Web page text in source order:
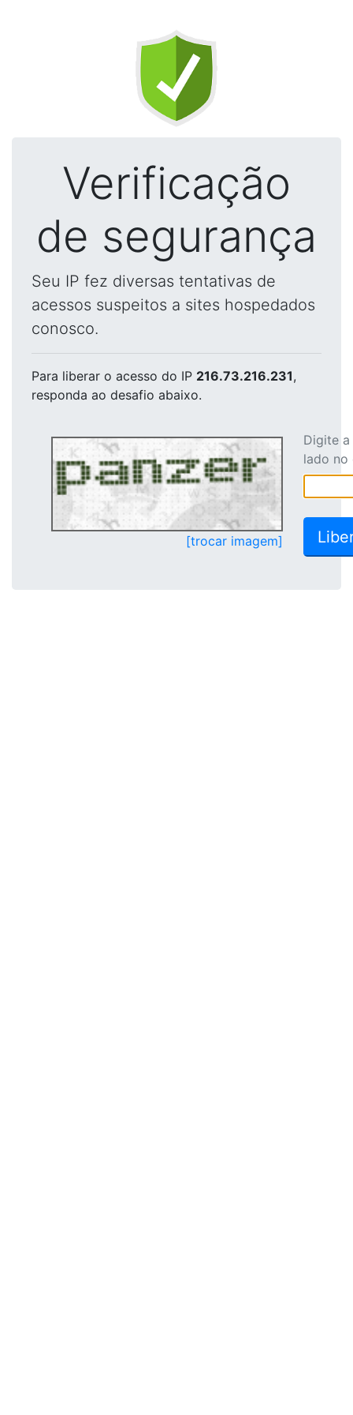
Verificação
de segurança
Seu IP fez diversas tentativas de
acessos suspeitos a sites hospedados
conosco.
Para liberar o acesso do IP 216.73.216.231,
responda ao desafio abaixo.
[trocar imagem]
Digite
lado no